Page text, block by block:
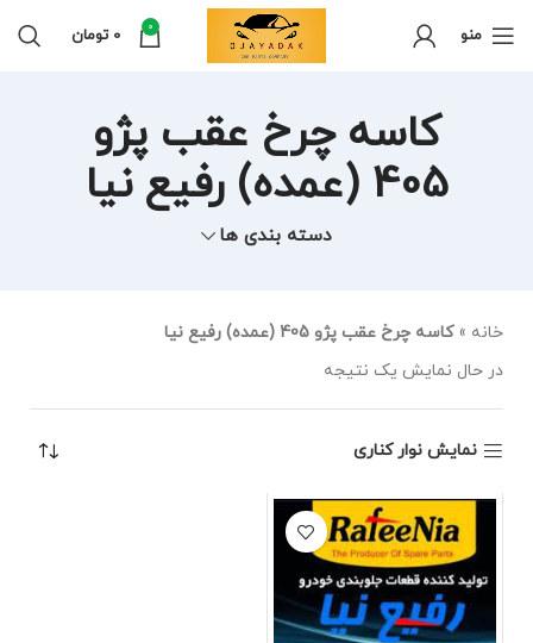
منو 0
0 تومان
کاسه چرخ عقب پژو
405 (عمده) رفیع نیا
دسته بندی ها
خانه »کاسه چرخ عقب پژو 405 (عمده) رفیع نیا
در حال نمایش یک نتیجه
نمایش نوار کناری